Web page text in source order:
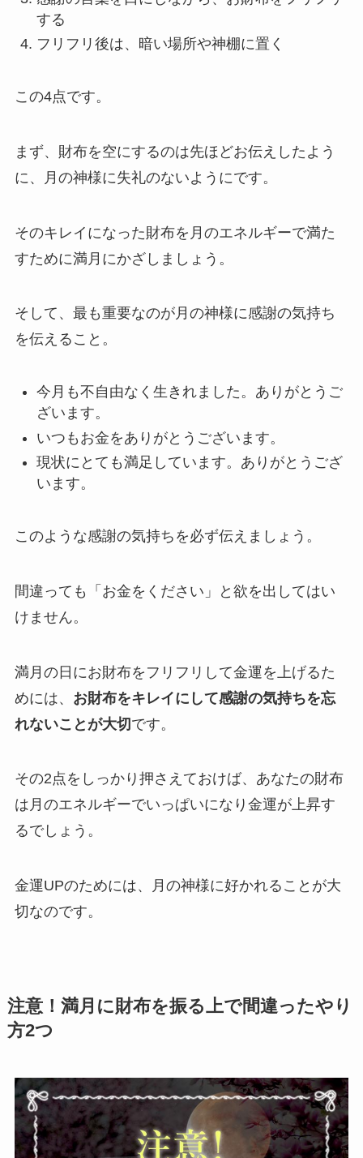
する
フリフリ後は、暗い場所や神棚に置く
この4点です。
まず、財布を空にするのは先ほどお伝えしたよう
に、月の神様に失礼のないようにです。
そのキレイになった財布を月のエネルギーで満た
すために満月にかざしましょう。
そして、最も重要なのが月の神様に感謝の気持ち
を伝えること。
今月も不自由なく生きれました。ありがとうご
ざいます。
いつもお金をありがとうございます。
現状にとても満足しています。ありがとうござ
います。
このような感謝の気持ちを必ず伝えましょう。
間違っても「お金をください」と欲を出してはい
けません。
満月の日にお財布をフリフリして金運を上げるた
めには、 お財布をキレイにして感謝の気持ちを忘
れないことが大切です。
その2点をしっかり押さえておけば、あなたの財布
は月のエネルギーでいっぱいになり金運が上昇す
るでしょう。
金運UPのためには、月の神様に好かれることが大
切なのです。
注意！満月に財布を振る上で間違ったやり
方2つ